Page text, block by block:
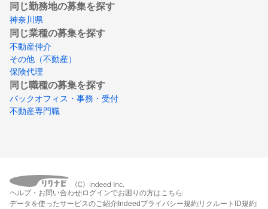
同じ勤務地の募集を探す
神奈川県
同じ業種の募集を探す
不動産仲介
その他（不動産）
保険代理
同じ職種の募集を探す
バックオフィス・事務・受付
不動産専門職
ヘルプ・お問い合わせ ログインでお困りの方はこちら
データを使ったサービスのご紹介Indeedプライバシー規約 リクルートID規約